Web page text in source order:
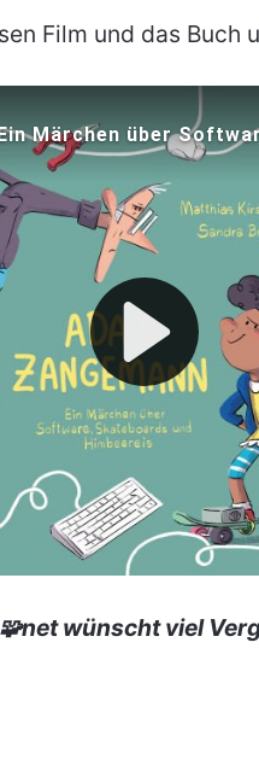
Film und das Buch
wünscht viel